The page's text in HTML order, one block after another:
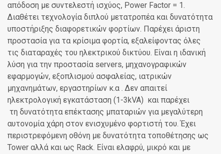
απόδοση με συντελεστή ισχύος, Power Factor = 1.
Διαθέτει τεχνολογία διπλού μετατροπέα και δυνατότητα
υποστήριξης διαφορετικών φορτίων. Παρέχει άριστη
προστασία για τα κρίσιμα φορτία, εξαλείφοντας όλες
τις διαταραχές του ηλεκτρικού δικτύου. Είναι η ιδανική
λύση για την προστασία servers, μηχανογραφικών
εφαρμογών, εξοπλισμού ασφαλείας, ιατρικών
μηχανημάτων, εργαστηρίων κ.α . Δεν απαιτεί
ηλεκτρολογική εγκατάσταση (1-3kVA) και παρέχει
τη δυνατότητα επέκτασης μπαταριών για μεγαλύτερη
αυτονομία χάρη στον ενισχυμένο φορτιστή του. Έχει
περιστρεφόμενη οθόνη με δυνατότητα τοποθέτησης ως
Tower αλλά και ως Rack. Είναι ελαφρύ, μικρό και με